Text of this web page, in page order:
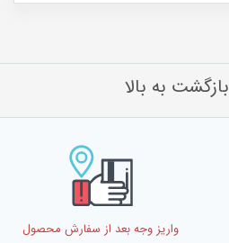
بازگشت به بالا
واریز وجه بعد از سفارش محصول